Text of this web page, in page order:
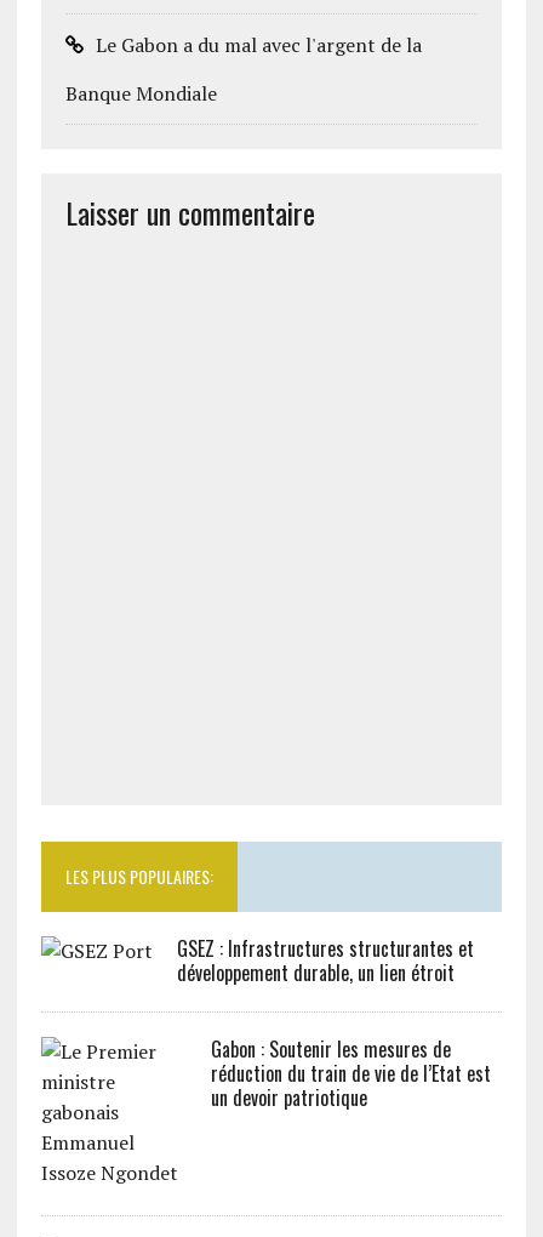
Le Gabon a du mal avec l'argent de la
Banque Mondiale
Laisser un commentaire
LES PLUS POPULAIRES:
GSEZ : Infrastructures structurantes et
développement durable, un lien étroit
Gabon : Soutenir les mesures de
réduction du train de vie de l’Etat est
un devoir patriotique